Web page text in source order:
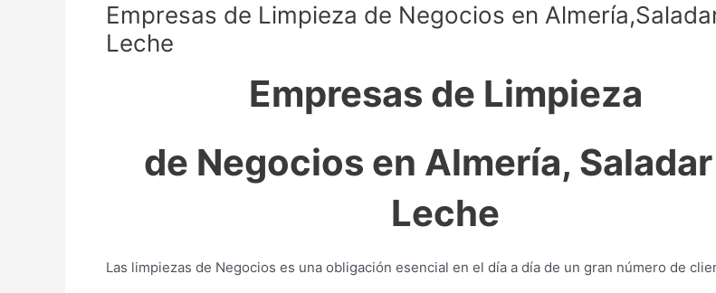
Empresas de Limpieza de Negocios en
Leche
Empresas de Limpieza
de Negocios en Almería,
Leche
Las limpiezas de Negocios es una obligación esencial en el día a día de un gran número de